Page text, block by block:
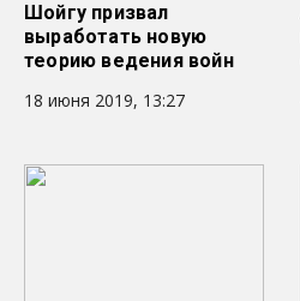
Шойгу призвал
выработать новую
теорию ведения войн
18 июня 2019, 13:27